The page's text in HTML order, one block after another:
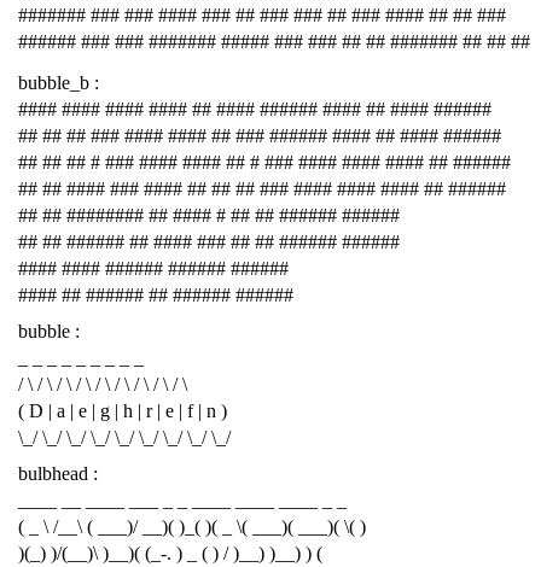
####### ### ### #### ### ## ### ### ## ### #### ## ## ###
###### ### ### ####### ##### ### ### ## ## ####### ## ## ##
bubble_b :
#### #### #### #### ## #### ###### #### ## #### ######
## ## ## ### #### #### ## ### ###### #### ## #### ######
## ## ## # ### #### #### ## # ### #### #### #### ## ######
## ## #### ### #### ## ## ## ### #### #### #### ## ######
## ## ######## ## #### # ## ## ###### ######
## ## ###### ## #### ### ## ## ###### ######
#### #### ###### ###### ######
#### ## ###### ## ###### ######
bubble :
/ \ / \ / \ / \ / \ / \ / \ / \ / \
( D | a | e | g | h | r | e | f | n )
\_/ \_/ \_/ \_/ \_/ \_/ \_/ \_/ \_/
bulbhead :
( _ \ /__\ ( ___)/ __)( )_( )( _ \( ___)( ___)( \( )
)(_) )/(__)\ )__)( (_-. ) _ ( ) / )__) )__) ) (